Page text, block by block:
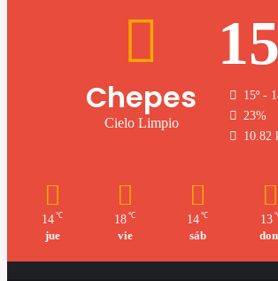
Chepes
Cielo Limpio
15
15º -
23%
10.82
14 ℃
jue
18 ℃
vie
14 ℃
sáb
13